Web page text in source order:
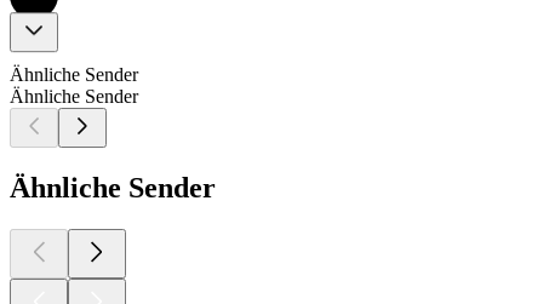
Ähnliche Sender
Ähnliche Sender
Ähnliche Sender